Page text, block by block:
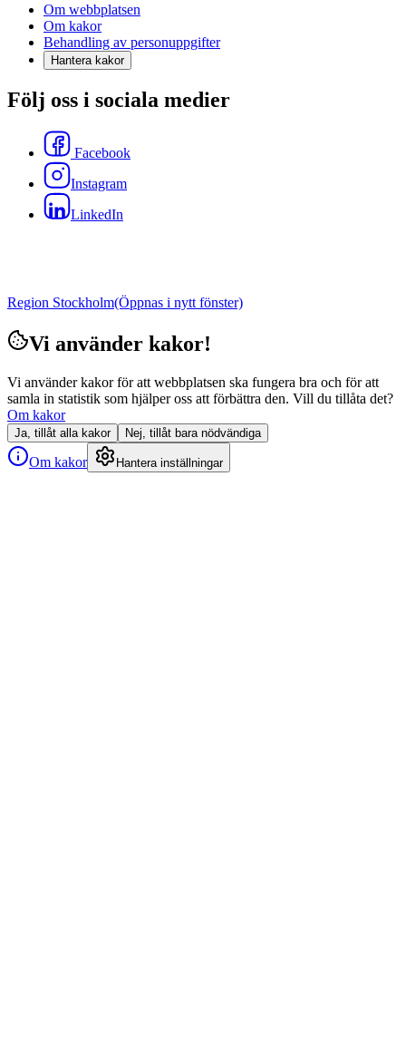
Om webbplatsen
Om kakor
Behandling av personuppgifter
Hantera kakor
Följ oss i sociala medier
Facebook
Instagram
LinkedIn
Region Stockholm(Öppnas i nytt fönster)
Vi använder kakor!
Vi använder kakor för att webbplatsen ska fungera bra och för att
samla in statistik som hjälper oss att förbättra den. Vill du tillåta det?
Om kakor
Ja, tillåt alla kakor Nej, tillåt bara nödvändiga
Om kakor Hantera inställningar